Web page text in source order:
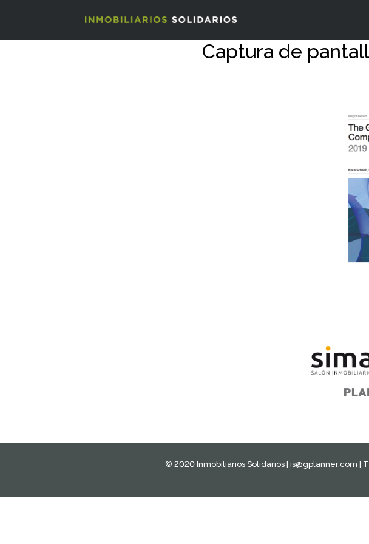
Captura de
© 2020 Inmobiliarios Solidarios | is@gplanner.com |